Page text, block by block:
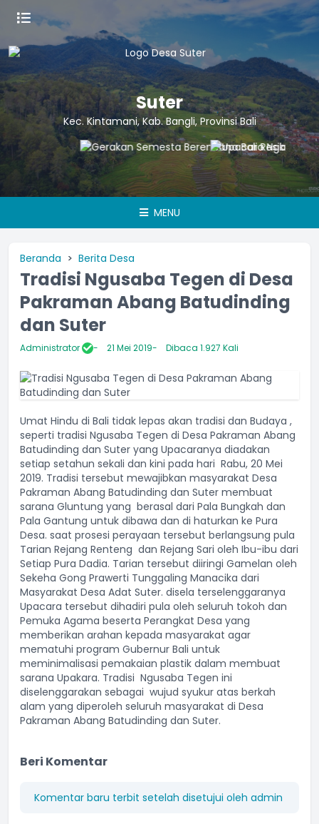
Suter
Kec. Kintamani, Kab. Bangli, Provinsi Bali
MENU
Beranda Berita Desa
Tradisi Ngusaba Tegen di Desa
Pakraman Abang Batudinding
dan Suter
Administrator 21 Mei 2019 Dibaca 1.927 Kali
Umat Hindu di Bali tidak lepas akan tradisi dan Budaya ,
seperti tradisi Ngusaba Tegen di Desa Pakraman Abang
Batudinding dan Suter yang Upacaranya diadakan
setiap setahun sekali dan kini pada hari Rabu, 20 Mei
2019. Tradisi tersebut mewajibkan masyarakat Desa
Pakraman Abang Batudinding dan Suter membuat
sarana Gluntung yang berasal dari Pala Bungkah dan
Pala Gantung untuk dibawa dan di haturkan ke Pura
Desa. saat prosesi perayaan tersebut berlangsung pula
Tarian Rejang Renteng dan Rejang Sari oleh Ibu-ibu dari
Setiap Pura Dadia. Tarian tersebut diiringi Gamelan oleh
Sekeha Gong Prawerti Tunggaling Manacika dari
Masyarakat Desa Adat Suter. disela terselenggaranya
Upacara tersebut dihadiri pula oleh seluruh tokoh dan
Pemuka Agama beserta Perangkat Desa yang
memberikan arahan kepada masyarakat agar
mematuhi program Gubernur Bali untuk
meminimalisasi pemakaian plastik dalam membuat
sarana Upakara. Tradisi Ngusaba Tegen ini
diselenggarakan sebagai wujud syukur atas berkah
alam yang diperoleh seluruh masyarakat di Desa
Pakraman Abang Batudinding dan Suter.
Beri Komentar
Komentar baru terbit setelah disetujui oleh admin